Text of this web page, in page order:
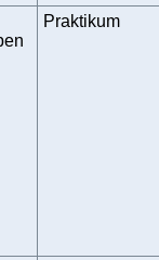
Praktikum